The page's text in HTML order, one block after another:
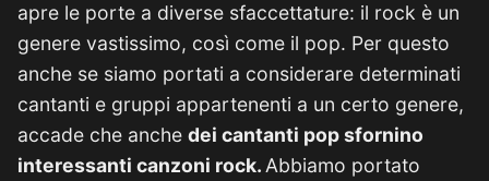
apre le porte a diverse sfaccettature: il rock è un
genere vastissimo, così come il pop. Per questo
anche se siamo portati a considerare determinati
cantanti e gruppi appartenenti a un certo genere,
accade che anche dei cantanti pop sfornino
interessanti canzoni rock. Abbiamo portato